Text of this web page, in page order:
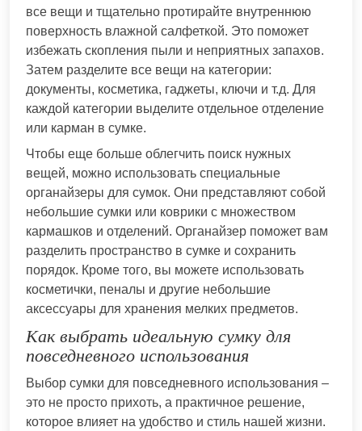
все вещи и тщательно протирайте внутреннюю
поверхность влажной салфеткой. Это поможет
избежать скопления пыли и неприятных запахов.
Затем разделите все вещи на категории:
документы, косметика, гаджеты, ключи и т.д. Для
каждой категории выделите отдельное отделение
или карман в сумке.
Чтобы еще больше облегчить поиск нужных
вещей, можно использовать специальные
органайзеры для сумок. Они представляют собой
небольшие сумки или коврики с множеством
кармашков и отделений. Органайзер поможет вам
разделить пространство в сумке и сохранить
порядок. Кроме того, вы можете использовать
косметички, пеналы и другие небольшие
аксессуары для хранения мелких предметов.
Как выбрать идеальную сумку для
повседневного использования
Выбор сумки для повседневного использования –
это не просто прихоть, а практичное решение,
которое влияет на удобство и стиль нашей жизни.